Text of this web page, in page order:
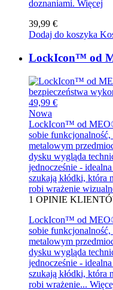
doznaniami. Więcej
39,99 €
Dodaj do koszyka
LockIcon™ od
49,99 €
Nowa
LockIcon™ od MEO®
sobie
metalowym
dysku wygląda
jednocześnie -
szukają kłódki, która
robi wrażenie
1 OPINIE
LockIcon™ od MEO®
sobie
metalowym
dysku wygląda
jednocześnie -
szukają kłódki, która
robi wrażenie...